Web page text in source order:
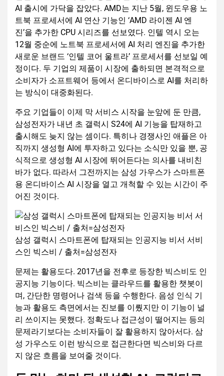
AI 출시에 가닥을 잡았다. AMD는 지난 5월, 윈도우용 노
트북 프로세서에 AI 연산 기능인 ‘AMD 라이젠 AI 엔
진’을 추가한 CPU 시리즈를 선보였다. 인텔 역시 오는
12월 중순에 노트북 프로세서에 AI 처리 엔진을 추가한
새로운 브랜드 ‘인텔 코어 울트라’ 프로세서를 선보일 예
정이다. 두 기업의 제품이 시장에 출하되면 본격적으로
소비자가 소프트웨어 등에서 온디바이스로 AI를 처리하
는 방식이 대중화된다.
주요 기업들이 이제 막 서비스 시작을 눈앞에 둔 만큼,
삼성전자가 내년 초 갤럭시 S24에 AI 기능을 탑재하고
출시해도 늦지 않는 셈이다. 특히나 경쟁사인 애플은 아
직까지 생성형 AI에 투자하고 있다는 소식만 있을 뿐, 공
식적으로 생성형 AI 시장에 뛰어든다는 의사를 내비친
바가 없다. 따라서 그전까지는 삼성 가우스가 스마트폰
용 온디바이스 AI 시장을 열고 개척할 수 있는 시간이 주
어진 것이다.
삼성 갤럭시 스마트폰에 탑재되는 인공지능 비서 서비
스인 빅스비 / 출처=삼성전자
문제는 활용도다. 2017년을 전후로 등장한 빅스비도 인
공지능 기능이다. 빅스비는 클라우드를 활용한 챗봇이
며, 간단한 명령어나 검색 등을 수행한다. 음성 인식 기
능과 활용도 측면에서는 진보를 이뤘지만 이 기능이 널
리 쓰이지는 못했다. 정확도나 접근성이 떨어지는 등의
문제라기보다는 소비자들이 잘 활용하지 않아서다. 삼
성 가우스도 이런 방식으로 접근한다면 빅스비와 다르
지 않은 흐름을 보여줄 것이다.